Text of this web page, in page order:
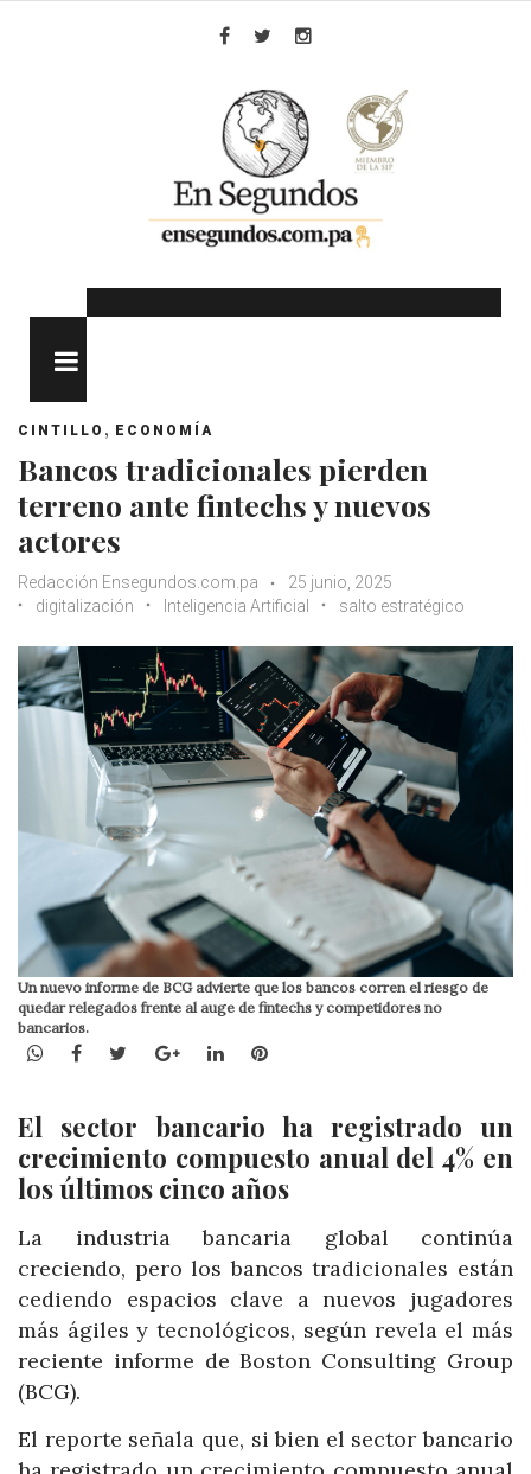
CINTILLO , ECONOMÍA
Bancos tradicionales pierden
terreno ante fintechs y nuevos
actores
Redacción Ensegundos.com.pa
25 junio, 2025
digitalización
Inteligencia Artificial salto estratégico
Un nuevo informe de BCG advierte que los bancos corren el riesgo de
quedar relegados frente al auge de fintechs y competidores no
bancarios.
WhatsApp
Facebook
TwitterGoogle+LinkedInPinterest
El sector bancario ha registrado un
crecimiento compuesto anual del 4% en
los últimos cinco años
La industria bancaria global continúa
creciendo, pero los bancos tradicionales están
cediendo espacios clave a nuevos jugadores
más ágiles y tecnológicos, según revela el más
reciente informe de Boston Consulting Group
(BCG).
El reporte señala que, si bien el sector bancario